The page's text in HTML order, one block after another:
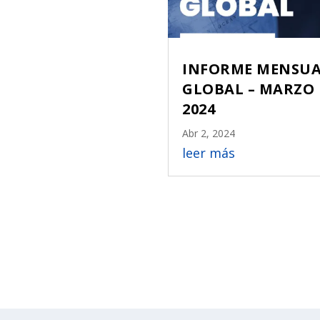
INFORME
GLOBAL – MARZO
2024
Abr 2, 2024
leer más